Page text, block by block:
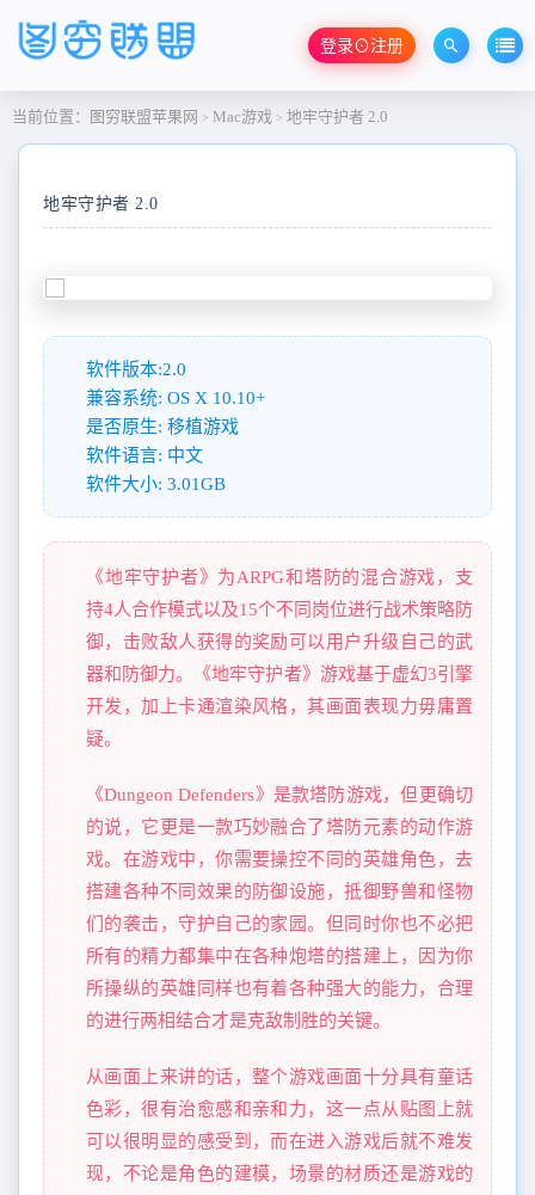
登录⊙注册
当前位置： 图穷联盟苹果网 > Mac游戏 > 地牢守护者 2.0
地牢守护者 2.0
软件版本:2.0
兼容系统: OS X 10.10+
是否原生: 移植游戏
软件语言: 中文
软件大小: 3.01GB
《地牢守护者》为ARPG和塔防的混合游戏，支
持4人合作模式以及15个不同岗位进行战术策略防
御，击败敌人获得的奖励可以用户升级自己的武
器和防御力。《地牢守护者》游戏基于虚幻3引擎
开发，加上卡通渲染风格，其画面表现力毋庸置
疑。
《Dungeon Defenders》是款塔防游戏，但更确切
的说，它更是一款巧妙融合了塔防元素的动作游
戏。在游戏中，你需要操控不同的英雄角色，去
搭建各种不同效果的防御设施，抵御野兽和怪物
们的袭击，守护自己的家园。但同时你也不必把
所有的精力都集中在各种炮塔的搭建上，因为你
所操纵的英雄同样也有着各种强大的能力，合理
的进行两相结合才是克敌制胜的关键。
从画面上来讲的话，整个游戏画面十分具有童话
色彩，很有治愈感和亲和力，这一点从贴图上就
可以很明显的感受到，而在进入游戏后就不难发
现，不论是角色的建模，场景的材质还是游戏的